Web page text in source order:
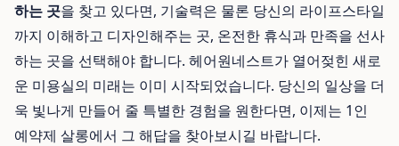
하는 곳을 찾고 있다면, 기술력은 물론 당신의 라이프스타일
까지 이해하고 디자인해주는 곳, 온전한 휴식과 만족을 선사
하는 곳을 선택해야 합니다. 헤어원네스트가 열어젖힌 새로
운 미용실의 미래는 이미 시작되었습니다. 당신의 일상을 더
욱 빛나게 만들어 줄 특별한 경험을 원한다면, 이제는 1인
예약제 살롱에서 그 해답을 찾아보시길 바랍니다.